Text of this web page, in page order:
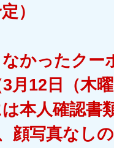
）
なかったクー
月12日（木
本人確認書
顔写真なし